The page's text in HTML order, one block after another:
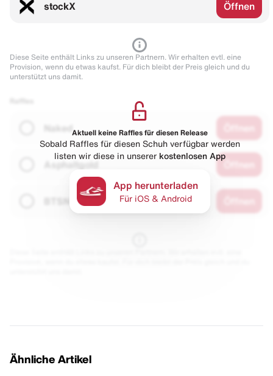
stockX Öffnen
Diese Seite enthält Links zu unseren Partnern. Wir erhalten evtl. eine
Provision, wenn du etwas kaufst. Für dich bleibt der Preis gleich und du
unterstützt uns damit.
Naked
Asphaltgold
Aktuell keine Raffles für diesen Release
Sobald Raffles für diesen Schuh verfügbar werden
listen wir diese in unserer kostenlosen App
App herunterladen
Für iOS & Android
Ähnliche Artikel